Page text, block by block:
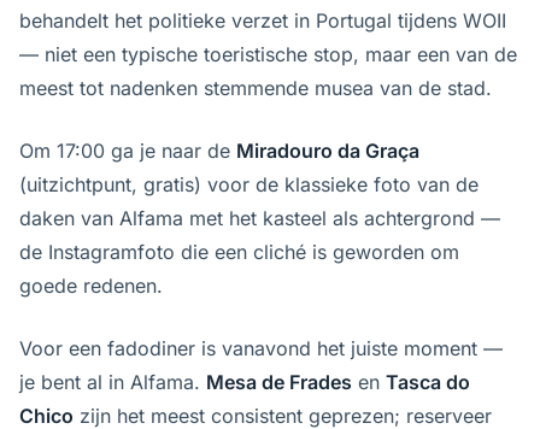
behandelt het politieke verzet in Portugal tijdens WOII
— niet een typische toeristische stop, maar een van de
meest tot nadenken stemmende musea van de stad.
Om 17:00 ga je naar de Miradouro da Graça
(uitzichtpunt, gratis) voor de klassieke foto van de
daken van Alfama met het kasteel als achtergrond —
de Instagramfoto die een cliché is geworden om
goede redenen.
Voor een fadodiner is vanavond het juiste moment —
je bent al in Alfama. Mesa de Frades en Tasca do
Chico zijn het meest consistent geprezen; reserveer